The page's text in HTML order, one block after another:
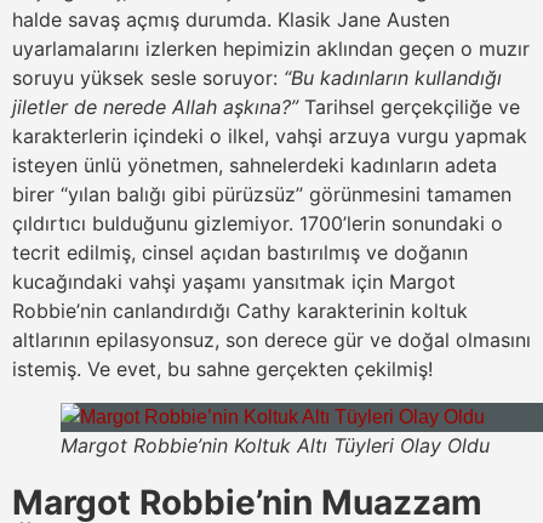
halde savaş açmış durumda. Klasik Jane Austen
uyarlamalarını izlerken hepimizin aklından geçen o muzır
soruyu yüksek sesle soruyor: “Bu kadınların kullandığı
jiletler de nerede Allah aşkına?”Tarihsel gerçekçiliğe ve
karakterlerin içindeki o ilkel, vahşi arzuya vurgu yapmak
isteyen ünlü yönetmen, sahnelerdeki kadınların adeta
birer “yılan balığı gibi pürüzsüz” görünmesini tamamen
çıldırtıcı bulduğunu gizlemiyor. 1700’lerin sonundaki o
tecrit edilmiş, cinsel açıdan bastırılmış ve doğanın
kucağındaki vahşi yaşamı yansıtmak için Margot
Robbie’nin canlandırdığı Cathy karakterinin koltuk
altlarının epilasyonsuz, son derece gür ve doğal olmasını
istemiş. Ve evet, bu sahne gerçekten çekilmiş!
Margot Robbie’nin Koltuk Altı Tüyleri Olay Oldu
Margot Robbie’nin Muazzam